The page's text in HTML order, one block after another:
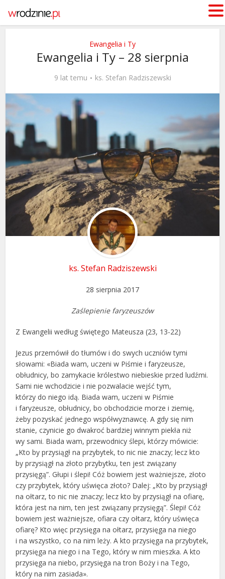
Ewangelia i Ty
Ewangelia i Ty – 28 sierpnia
9 lat temu ks. Stefan Radziszewski
ks. Stefan Radziszewski
28 sierpnia 2017
Zaślepienie faryzeuszów
Z Ewangelii według świętego Mateusza (23, 13-22)
Jezus przemówił do tłumów i do swych uczniów tymi
słowami: «Biada wam, uczeni w Piśmie i faryzeusze,
obłudnicy, bo zamykacie królestwo niebieskie przed ludźmi.
Sami nie wchodzicie i nie pozwalacie wejść tym,
którzy do niego idą. Biada wam, uczeni w Piśmie
i faryzeusze, obłudnicy, bo obchodzicie morze i ziemię,
żeby pozyskać jednego współwyznawcę. A gdy się nim
stanie, czynicie go dwakroć bardziej winnym piekła niż
wy sami. Biada wam, przewodnicy ślepi, którzy mówicie:
„Kto by przysiągł na przybytek, to nic nie znaczy; lecz kto
by przysiągł na złoto przybytku, ten jest związany
przysięgą”. Głupi i ślepi! Cóż bowiem jest ważniejsze, złoto
czy przybytek, który uświęca złoto? Dalej: „Kto by przysiągł
na ołtarz, to nic nie znaczy; lecz kto by przysiągł na ofiarę,
która jest na nim, ten jest związany przysięgą”. Ślepi! Cóż
bowiem jest ważniejsze, ofiara czy ołtarz, który uświęca
ofiarę? Kto więc przysięga na ołtarz, przysięga na niego
i na wszystko, co na nim leży. A kto przysięga na przybytek,
przysięga na niego i na Tego, który w nim mieszka. A kto
przysięga na niebo, przysięga na tron Boży i na Tego,
który na nim zasiada».